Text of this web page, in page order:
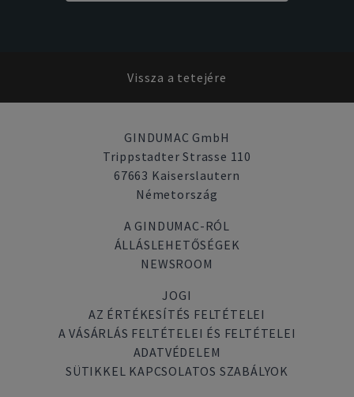
Vissza a tetejére
GINDUMAC GmbH
Trippstadter Strasse 110
67663 Kaiserslautern
Németország
A GINDUMAC-RÓL
ÁLLÁSLEHETŐSÉGEK
NEWSROOM
JOGI
AZ ÉRTÉKESÍTÉS FELTÉTELEI
A VÁSÁRLÁS FELTÉTELEI ÉS FELTÉTELEI
ADATVÉDELEM
SÜTIKKEL KAPCSOLATOS SZABÁLYOK